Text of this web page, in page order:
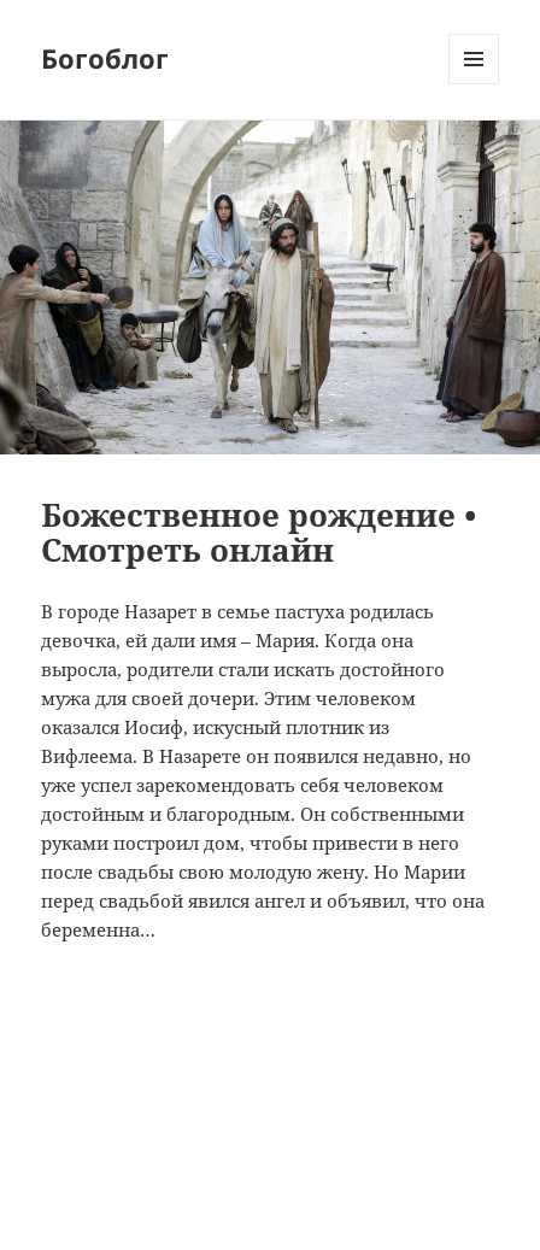
Богоблог
ВИДЖЕТЫ
Божественное рождение •
Смотреть онлайн
В городе Назарет в семье пастуха родилась
девочка, ей дали имя – Мария. Когда она
выросла, родители стали искать достойного
мужа для своей дочери. Этим человеком
оказался Иосиф, искусный плотник из
Вифлеема. В Назарете он появился недавно, но
уже успел зарекомендовать себя человеком
достойным и благородным. Он собственными
руками построил дом, чтобы привести в него
после свадьбы свою молодую жену. Но Марии
перед свадьбой явился ангел и объявил, что она
беременна…